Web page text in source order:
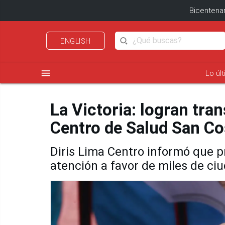
ENGLISH
menu Lo
La Victoria: logran
Centro de Salud San
Diris Lima Centro informó que
atención a favor de miles de